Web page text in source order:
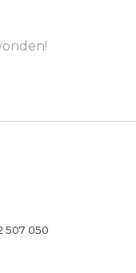
507 050